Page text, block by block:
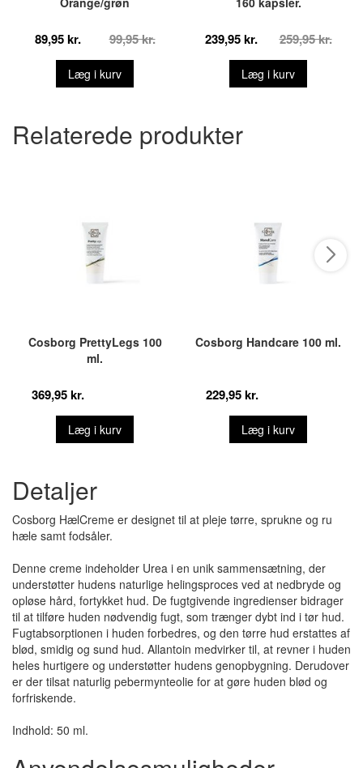
89,95 kr. 99,95 kr.
Læg i kurv
239,95 kr. 259,95 kr.
Læg i kurv
Relaterede produkter
Cosborg PrettyLegs 100
ml.
369,95 kr.
Læg i kurv
Cosborg Handcare 100 ml.
229,95 kr.
Læg i kurv
Detaljer
Cosborg HælCreme er designet til at pleje tørre, sprukne og ru
hæle samt fodsåler.
Denne creme indeholder Urea i en unik sammensætning, der
understøtter hudens naturlige helingsproces ved at nedbryde og
opløse hård, fortykket hud. De fugtgivende ingredienser bidrager
til at tilføre huden nødvendig fugt, som trænger dybt ind i tør hud.
Fugtabsorptionen i huden forbedres, og den tørre hud erstattes af
blød, smidig og sund hud. Allantoin medvirker til, at revner i huden
heles hurtigere og understøtter hudens genopbygning. Derudover
er der tilsat naturlig pebermynteolie for at gøre huden blød og
forfriskende.
Indhold: 50 ml.